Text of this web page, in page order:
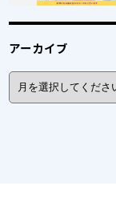
アーカイブ